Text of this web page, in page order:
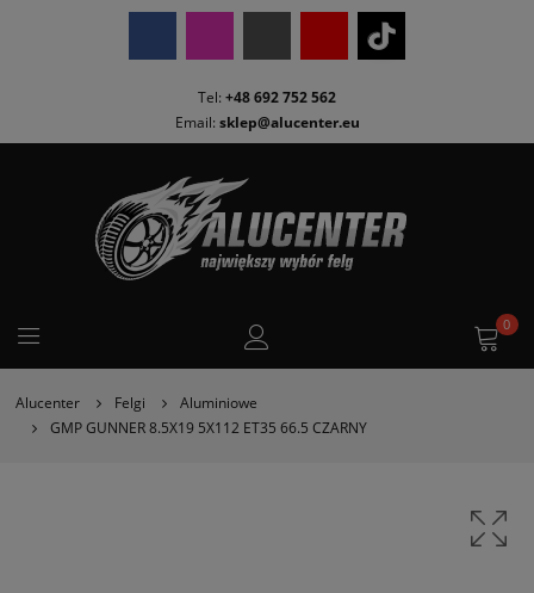
Tel: +48 692 752 562
Email: sklep@alucenter.eu
0
Alucenter Felgi
Aluminiowe
GMP GUNNER 8.5X19 5X112 ET35 66.5 CZARNY